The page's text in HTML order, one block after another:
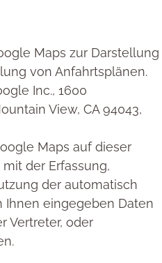
Maps zur Darstellung
von Anfahrtsplänen.
Inc., 1600
View, CA 94043,
Maps auf dieser
der Erfassung,
der automatisch
eingegeben Daten
Vertreter, oder